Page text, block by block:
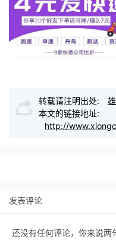
转载请注明出处:
本文的链接地址:
http://
发表评论
还没有任何评论，你来说两